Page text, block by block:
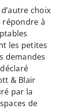
choix
répondre à
les petites
demandes
& Blair
par la
de